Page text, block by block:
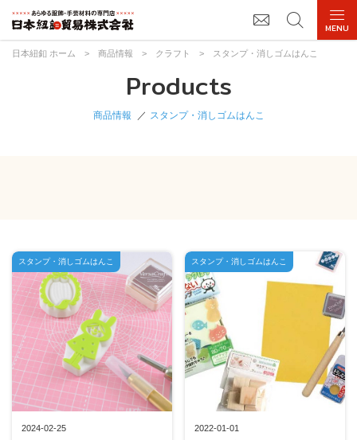
日本紐釦 ホーム > 商品情報 > クラフト > スタンプ・消しゴムはんこ
Products
商品情報 スタンプ・消しゴムはんこ
2024-02-25
スタンプ・消しゴムはんこ
2022-01-01
スタンプ・消しゴムはんこ